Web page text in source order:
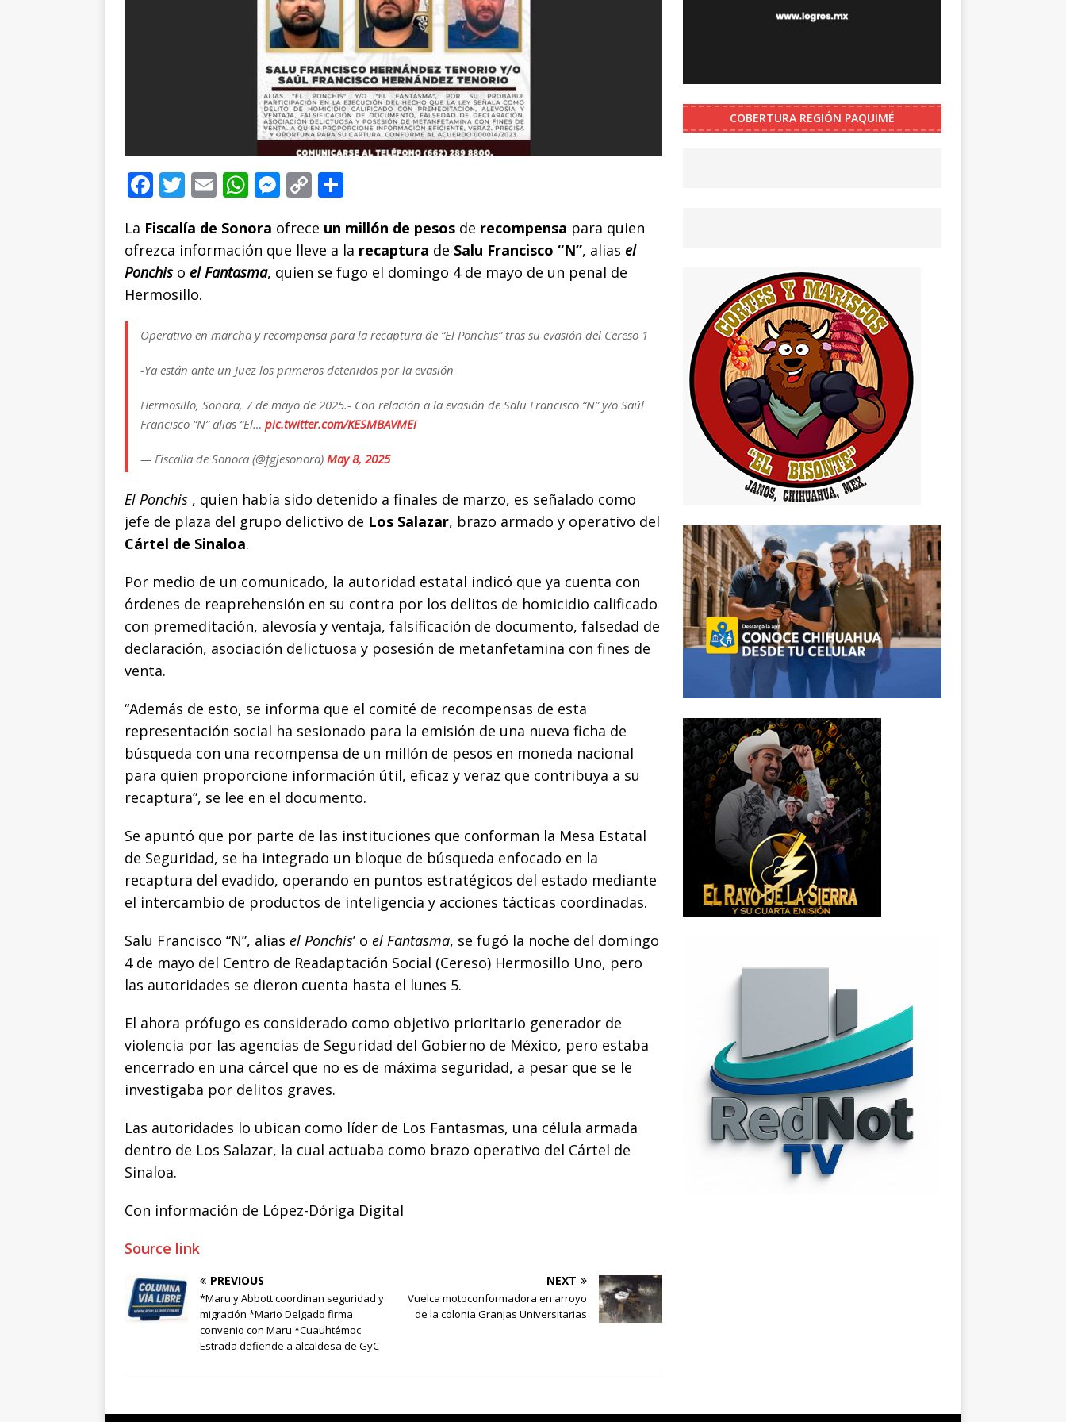
F
c
e
b
o
o
k
T
it
te
r
E
ai
l
W
at
s
A
p
M
ss
e
n
e
r
C
p
y
Li
k
m
p
ar
r
La Fiscalía de Sonora ofrece un millón de pesos de recompensa para quien
ofrezca información que lleve a la recaptura de Salu Francisco “N”, alias el
Ponchis o el Fantasma, quien se fugo el domingo 4 de mayo de un penal de
Hermosillo.
Operativo en marcha y recompensa para la recaptura de “El Ponchis” tras su evasión del Cereso 1
-Ya están ante un Juez los primeros detenidos por la evasión
Hermosillo, Sonora, 7 de mayo de 2025.- Con relación a la evasión de Salu Francisco “N” y/o Saúl
Francisco “N” alias “El… pic.twitter.com/KESMBAVMEi
— Fiscalía de Sonora (@fgjesonora) May 8, 2025
El Ponchis , quien había sido detenido a finales de marzo, es señalado como
jefe de plaza del grupo delictivo de Los Salazar, brazo armado y operativo del
Cártel de Sinaloa.
Por medio de un comunicado, la autoridad estatal indicó que ya cuenta con
órdenes de reaprehensión en su contra por los delitos de homicidio calificado
con premeditación, alevosía y ventaja, falsificación de documento, falsedad de
declaración, asociación delictuosa y posesión de metanfetamina con fines de
venta.
“Además de esto, se informa que el comité de recompensas de esta
representación social ha sesionado para la emisión de una nueva ficha de
búsqueda con una recompensa de un millón de pesos en moneda nacional
para quien proporcione información útil, eficaz y veraz que contribuya a su
recaptura”, se lee en el documento.
Se apuntó que por parte de las instituciones que conforman la Mesa Estatal
de Seguridad, se ha integrado un bloque de búsqueda enfocado en la
recaptura del evadido, operando en puntos estratégicos del estado mediante
el intercambio de productos de inteligencia y acciones tácticas coordinadas.
Salu Francisco “N”, alias el Ponchis’ o el Fantasma, se fugó la noche del domingo
4 de mayo del Centro de Readaptación Social (Cereso) Hermosillo Uno, pero
las autoridades se dieron cuenta hasta el lunes 5.
El ahora prófugo es considerado como objetivo prioritario generador de
violencia por las agencias de Seguridad del Gobierno de México, pero estaba
encerrado en una cárcel que no es de máxima seguridad, a pesar que se le
investigaba por delitos graves.
Las autoridades lo ubican como líder de Los Fantasmas, una célula armada
dentro de Los Salazar, la cual actuaba como brazo operativo del Cártel de
Sinaloa.
Con información de López-Dóriga Digital
Source link
PREVIOUS
*Maru y Abbott coordinan seguridad y
migración *Mario Delgado firma
convenio con Maru *Cuauhtémoc
Estrada defiende a alcaldesa de GyC
NEXT
Vuelca motoconformadora en arroyo
de la colonia Granjas Universitarias
COBERTURA REGIÓN PAQUIMÉ